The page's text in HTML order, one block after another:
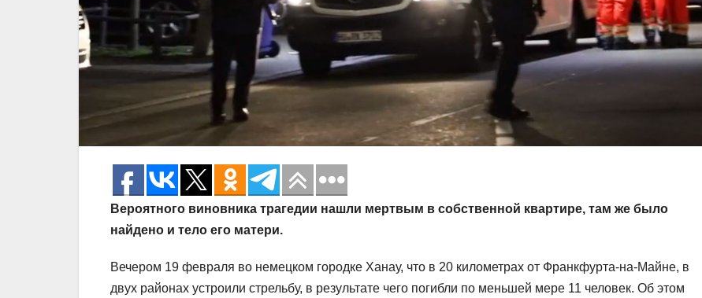
Вероятного виновника трагедии нашли мертвым в собственной квартире, там же было
найдено и тело его матери.
Вечером 19 февраля во немецком городке Ханау, что в 20 километрах от Франкфурта-на-Майне, в
двух районах устроили стрельбу, в результате чего погибли по меньшей мере 11 человек. Об этом